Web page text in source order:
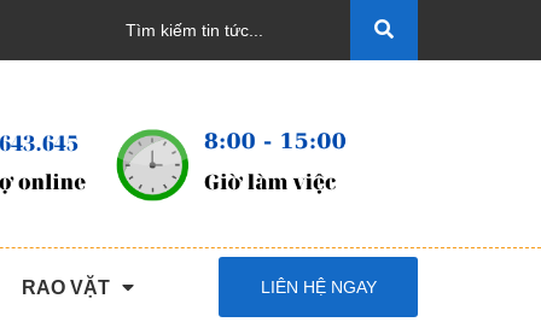
RAO VẶT LIÊN HỆ NGAY